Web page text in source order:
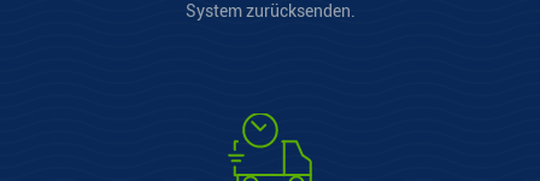
System zurücksenden.